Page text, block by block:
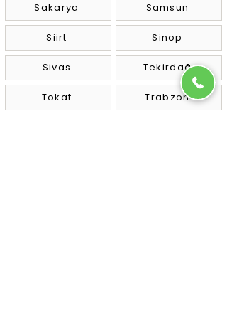
Sakarya
Siirt
Sivas
Tokat
Samsun
Sinop
Tekirdağ
Trabzon